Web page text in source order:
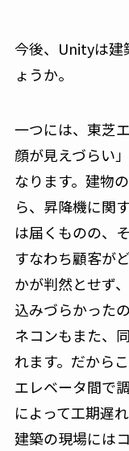
今後、Unityは建
ょうか。
一つには、東芝
顔が見えづらい
なります。建物
ら、昇降機に関
は届くものの、
すなわち顧客が
かが判然とせず
込みづらかった
ネコンもまた、
れます。だから
エレベータ間で
によって工期遅
建築の現場には